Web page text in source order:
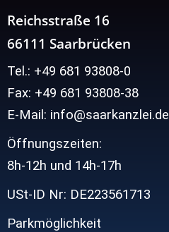
Reichsstraße 16
66111 Saarbrücken
Tel.: +49 681 93808-0
Fax: +49 681 93808-38
E-Mail: info@saarkanzlei.de
Öffnungszeiten:
8h-12h und 14h-17h
USt-ID Nr: DE223561713
Parkmöglichkeit